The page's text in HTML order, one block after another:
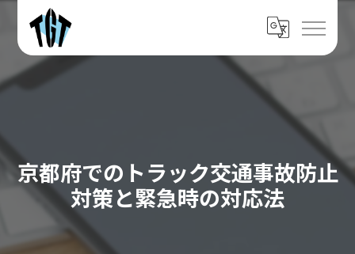
京都府でのトラック交通事故防止
対策と緊急時の対応法